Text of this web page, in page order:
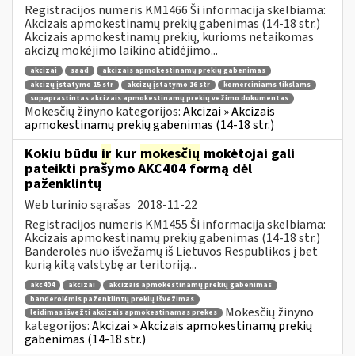
Registracijos numeris KM1466 Ši informacija skelbiama:
Akcizais apmokestinamų prekių gabenimas (14-18 str.)
Akcizais apmokestinamų prekių, kurioms netaikomas
akcizų mokėjimo laikino atidėjimo...
akcizai saad
akcizais apmokestinamų prekių gabenimas
akcizų įstatymo 15 str
akcizų įstatymo 16 str
komerciniams tikslams
supaprastintas akcizais apmokestinamų prekių vežimo dokumentas
Mokesčių žinyno kategorijos:Akcizai » Akcizais
apmokestinamų prekių gabenimas (14-18 str.)
Kokiu būdu ir kur mokesčių mokėtojai gali
pateikti prašymo AKC404 formą dėl
paženklintų
Web turinio sąrašas 2018-11-22
Registracijos numeris KM1455 Ši informacija skelbiama:
Akcizais apmokestinamų prekių gabenimas (14-18 str.)
Banderolės nuo išvežamų iš Lietuvos Respublikos į bet
kurią kitą valstybę ar teritoriją...
akc404 akcizai
akcizais apmokestinamų prekių gabenimas
banderolėmis paženklintų prekių išvežimas
leidimas išvežti akcizais apmokestinamas prekes
Mokesčių žinyno
kategorijos:Akcizai » Akcizais apmokestinamų prekių
gabenimas (14-18 str.)